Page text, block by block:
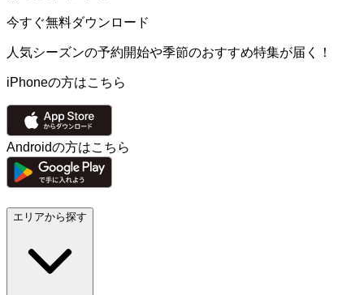
今すぐ無料ダウンロード
人気シーズンの予約開始や季節のおすすめ特集が届く！
iPhoneの方はこちら
Androidの方はこちら
エリアから探す